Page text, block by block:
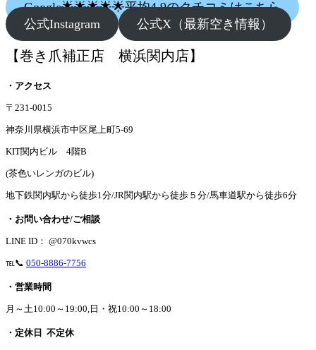
Google🌟🌟🌟🌟🌟平均4.9のクチコミはこちら
公式Instagram
公式X（最新空き情報）
【巻き爪補正店 横浜関内店】
・アクセス
〒231-0015
神奈川県横浜市中区尾上町5-69
KIT関内ビル 4階B
(茶色いレンガのビル)
地下鉄関内駅から徒歩1分/JR関内駅から徒歩５分/馬車道駅から徒歩6分
・お問い合わせ/ご相談
LINE ID： @070kvwcs
℡📞 050-8886-7756
・営業時間
月～土10:00～19:00,日・祝10:00～18:00
・定休日 不定休